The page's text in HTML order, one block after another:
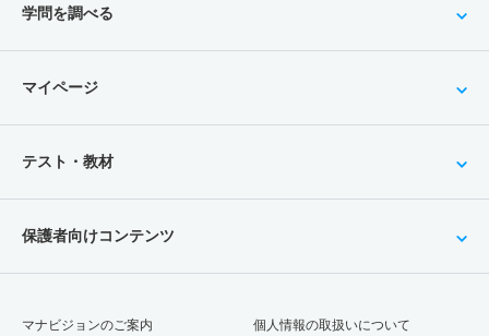
学問を調べる
マイページ
テスト・教材
保護者向けコンテンツ
マナビジョンのご案内 個人情報の取扱いについて